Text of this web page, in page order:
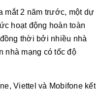
mắt 2 năm trước, một dự
hoạt động hoàn toàn
thời bởi nhiều nhà
nhà mạng có tốc độ
Viettel và Mobifone kết